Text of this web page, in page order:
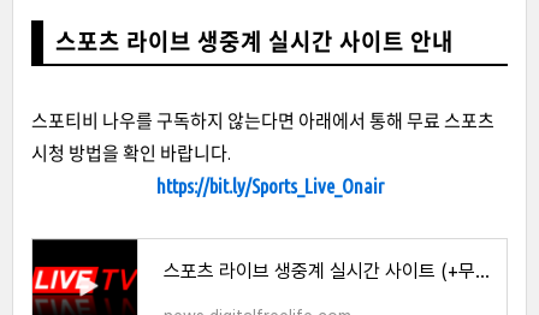
스포츠 라이브 생중계 실시간 사이트 안내
스포티비 나우를 구독하지 않는다면 아래에서 통해 무료 스포츠
시청 방법을 확인 바랍니다.
https://bit.ly/Sports_Live_Onair
스포츠 라이브 생중계 실시간 사이트 (+무료)